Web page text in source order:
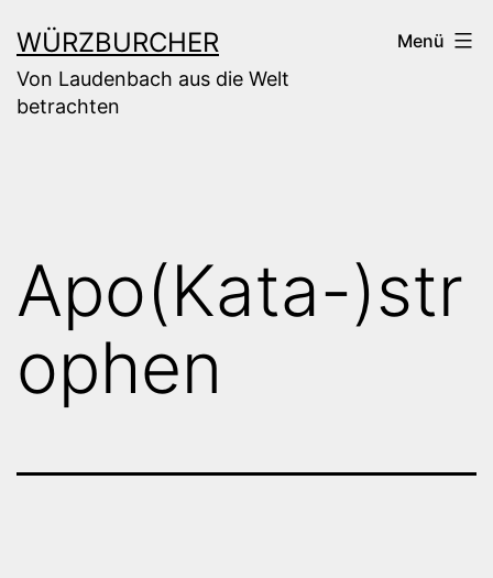
Inhalt
springen
WÜRZBURCHER
Von Laudenbach aus die Welt
betrachten
Menü
Apo(Kata-)str
ophen